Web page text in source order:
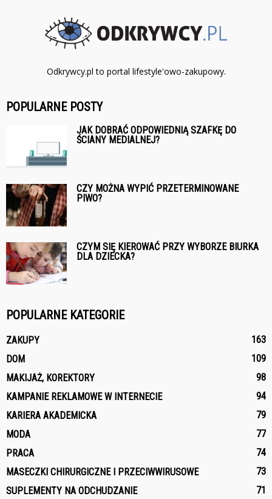
Odkrywcy.pl to portal lifestyle'owo-zakupowy.
POPULARNE POSTY
JAK DOBRAĆ ODPOWIEDNIĄ SZAFKĘ DO
ŚCIANY MEDIALNEJ?
CZY MOŻNA WYPIĆ PRZETERMINOWANE
PIWO?
CZYM SIĘ KIEROWAĆ PRZY WYBORZE BIURKA
DLA DZIECKA?
POPULARNE KATEGORIE
ZAKUPY
163
DOM
109
MAKIJAŻ, KOREKTORY
98
KAMPANIE REKLAMOWE W INTERNECIE
94
KARIERA AKADEMICKA
79
MODA
77
PRACA
74
MASECZKI CHIRURGICZNE I PRZECIWWIRUSOWE
73
SUPLEMENTY NA ODCHUDZANIE
71